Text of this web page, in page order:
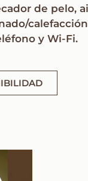
de pelo,
y Wi-Fi.